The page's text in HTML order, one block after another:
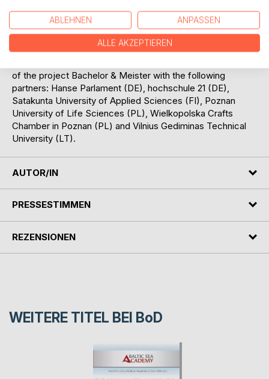
study course "Civil Engineering" and "Electrical
Engineering". The testing of the dual integral study course
"Civil Engineering" in Germany was initiated.
This publication contains the relevant information like
of the project Bachelor & Meister with the following
partners: Hanse Parlament (DE), hochschule 21 (DE),
Satakunta University of Applied Sciences (FI), Poznan
University of Life Sciences (PL), Wielkopolska Crafts
Chamber in Poznan (PL) and Vilnius Gediminas Technical
University (LT).
AUTOR/IN
PRESSESTIMMEN
REZENSIONEN
WEITERE TITEL BEI BoD
ABLEHNEN ANPASSEN
ALLE AKZEPTIEREN